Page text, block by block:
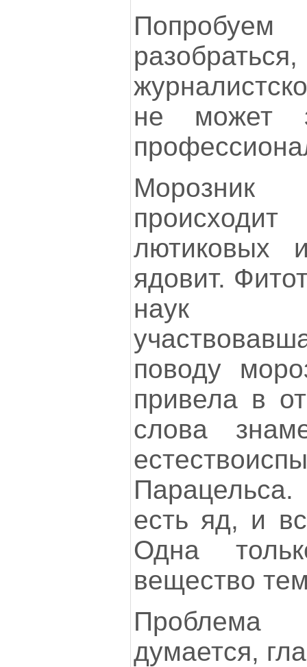
не может
лютиковых
ядовит.
наук
поводу
привела в
слова
есть яд, и
Одна
вещество
думается,